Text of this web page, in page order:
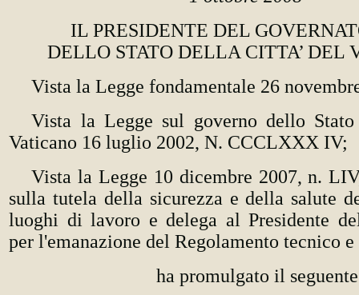
IL PRESIDENTE DEL
DELLO STATO DELLA CITTA’ DEL
Vista la Legge fondamentale 26
Vista la Legge sul governo dello
Vaticano 16 luglio 2002, N. CCCLXXX IV;
Vista la Legge 10 dicembre 2007, n.
sulla tutela della sicurezza e della salute
luoghi di lavoro e delega al Presidente
per l'emanazione del Regolamento tecnico
ha promulgato il seguente